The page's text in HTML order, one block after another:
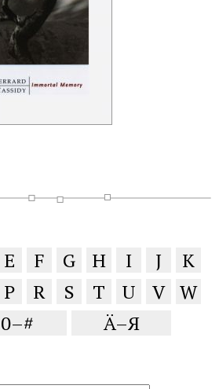
E F G H I J
K
P R S T U V W
0–# Ä–Я